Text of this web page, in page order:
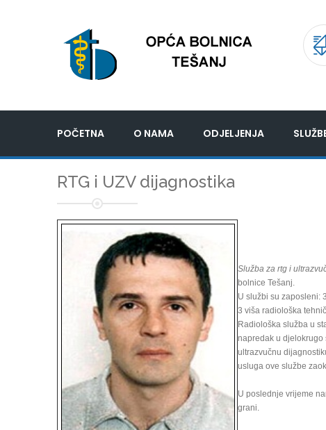
POČETNA O NAMA ODJELJENJA
RTG i UZV dijagnostika
Služba za rtg i
bolnice Tešanj.
U službi su zaposleni:
3 viša radiološka
Radiološka služba u
napredak u djelokrugo
ultrazvučnu
usluga ove službe
U poslednje vrijeme
grani.